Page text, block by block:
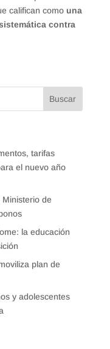
califican como una
contra
tarifas
el nuevo año
de
la educación
plan de
y adolescentes